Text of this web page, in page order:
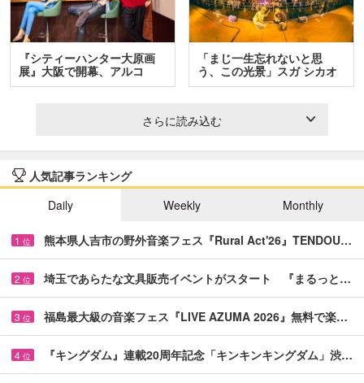
『シティーハンター大原画
展』大阪で開幕、アルコ
＆…
「まじ一生忘れないと思
う、この光景」スガ シカオ
と…
さらに読み込む
人気記事ランキング
Daily
Weekly Monthly
1 位 熊本県人吉市の野外音楽フェス『Rural Act'26』TENDOU…
2 位 埼玉であらたな文具販売イベントがスタート 『まるっと…
3 位 福島最大級の音楽フェス『LIVE AZUMA 2026』無料で楽…
4 位 『キングダム』連載20周年記念「キンキンキングダム」渋…